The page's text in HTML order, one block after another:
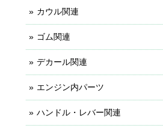
カウル関連
ゴム関連
デカール関連
エンジン内パーツ
ハンドル・レバー関連